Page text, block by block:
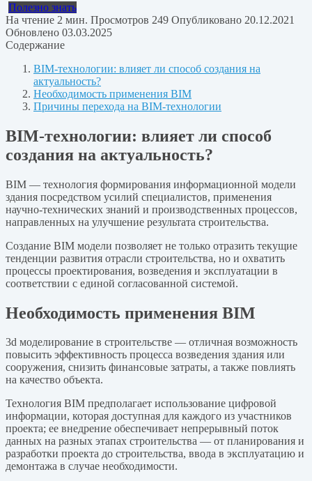
Полезно знать
На чтение 2 мин. Просмотров 249 Опубликовано 20.12.2021
Обновлено 03.03.2025
Содержание
BIM-технологии: влияет ли способ создания на
актуальность?
Необходимость применения BIM
Причины перехода на BIM-технологии
BIM-технологии: влияет ли способ
создания на актуальность?
BIM — технология формирования информационной модели
здания посредством усилий специалистов, применения
научно-технических знаний и производственных процессов,
направленных на улучшение результата строительства.
Создание BIM модели позволяет не только отразить текущие
тенденции развития отрасли строительства, но и охватить
процессы проектирования, возведения и эксплуатации в
соответствии с единой согласованной системой.
Необходимость применения BIM
3d моделирование в строительстве — отличная возможность
повысить эффективность процесса возведения здания или
сооружения, снизить финансовые затраты, а также повлиять
на качество объекта.
Технология BIM предполагает использование цифровой
информации, которая доступная для каждого из участников
проекта; ее внедрение обеспечивает непрерывный поток
данных на разных этапах строительства — от планирования и
разработки проекта до строительства, ввода в эксплуатацию и
демонтажа в случае необходимости.